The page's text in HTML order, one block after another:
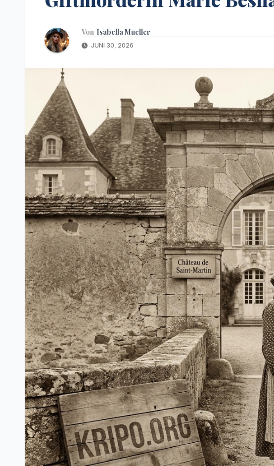
Von Isabella Mueller
JUNI 30, 2026